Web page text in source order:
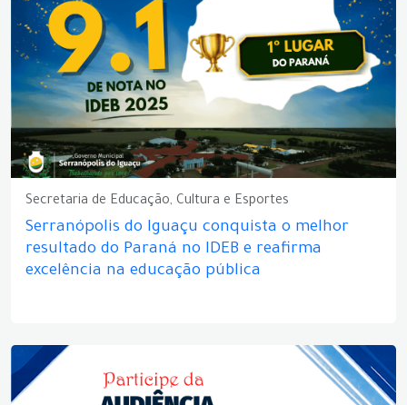
Secretaria de Educação, Cultura e Esportes
Serranópolis do Iguaçu conquista o melhor
resultado do Paraná no IDEB e reafirma
excelência na educação pública